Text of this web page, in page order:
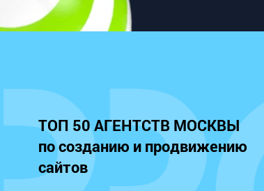
ТОП 50 АГЕНТСТВ МОСКВЫ
по созданию и продвижению
сайтов